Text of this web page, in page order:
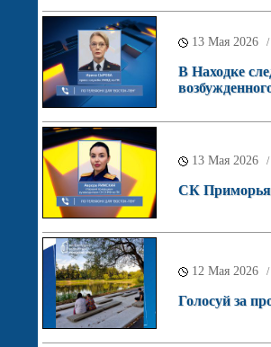
13 Мая 2026 /
В Находке
13 Мая 2026 /
СК Приморья
12 Мая 2026 /
Голосуй за